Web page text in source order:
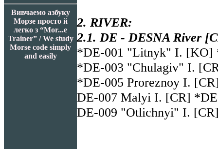
Вивчаемо азбуку
Морзе просто й
легко з “Mor...e
Trainer” / We study
Morse code simply
and easily
2. RIVER:
2.1. DE - DESNA River
*DE-001 "Litnyk" I. [KO]
*DE-003 "Chulagiv" I.
*DE-005 Proreznoy I.
DE-007 Malyi I. [CR]
DE-009 "Otlichnyi" I.